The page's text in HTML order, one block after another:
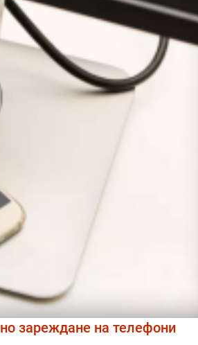
зареждане на телефони